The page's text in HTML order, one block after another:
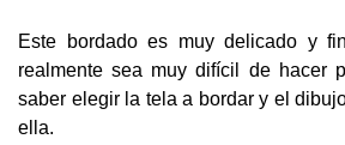
Este bordado es muy delicado y
realmente sea muy difícil de hacer
saber elegir la tela a bordar y el
ella.